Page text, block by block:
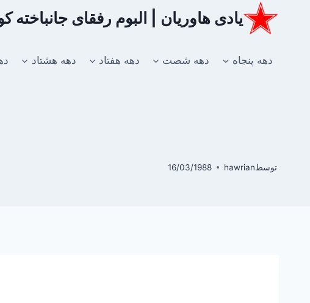
یادی هاوریان | البوم رفقای
دهه پنجاه دهه شصت دهه هفتاد دهه هشتاد
توسطhawrian
16/03/1988